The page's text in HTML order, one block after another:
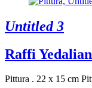
Untitled 3
Raffi Yedalian
Pittura . 22 x 15 cm